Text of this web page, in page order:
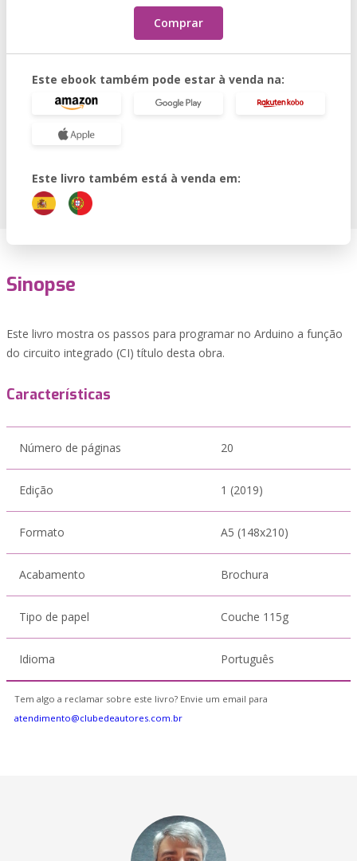
Comprar
Este ebook também pode estar à venda na:
Este livro também está à venda em:
Sinopse
Este livro mostra os passos para programar no Arduino a função
do circuito integrado (CI) título desta obra.
Características
Número de páginas 20
Edição 1 (2019)
Formato A5 (148x210)
Acabamento Brochura
Tipo de papel Couche 115g
Idioma Português
Tem algo a reclamar sobre este livro? Envie um email para
atendimento@clubedeautores.com.br